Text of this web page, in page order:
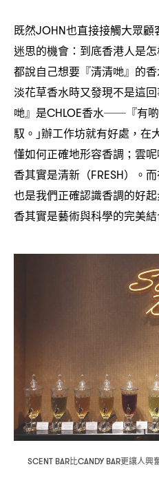
既然JOHN也直接接觸大眾顧
迷思的機會 ： 到底香港人是
都說自己想要『清清哋』的
淡花草香水時又發現不是這
哋』是CHLOE香水── 『有
馭。｣辦工作坊就有好處 ， 在
懂如何正確地形容香調 ； 雲
香其實是清新 （FRESH） 。
也是我們正確認識香調的好
香其實是藝術與科學的完美結
SCENT BAR比CANDY BAR更讓人興